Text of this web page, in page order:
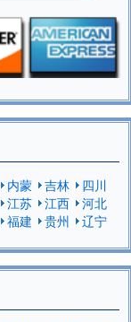
内蒙 吉林
四川
江苏 江西
河北
福建 贵州
辽宁